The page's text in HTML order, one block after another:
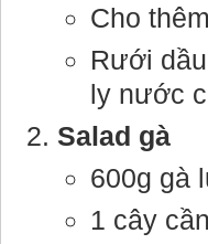
Cho
Rưới
ly nước
Salad gà
600g gà
1 cây